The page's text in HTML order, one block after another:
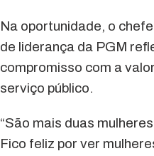
Na oportunidade, o
de liderança da PGM
compromisso com a
serviço público.
“São mais duas
Fico feliz por ver